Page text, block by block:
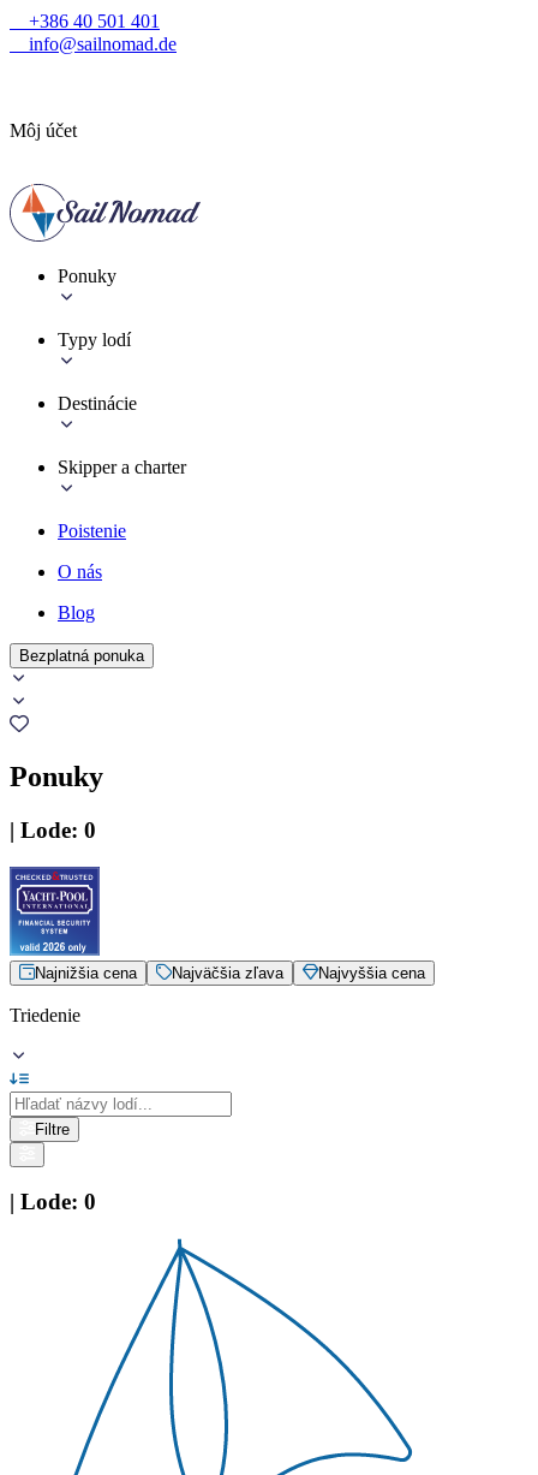
+386 40 501 401
info@sailnomad.de
Môj účet
Ponuky
Typy lodí
Destinácie
Skipper a charter
Poistenie
O nás
Blog
Bezplatná ponuka
Ponuky
| Lode: 0
Najnižšia cena Najväčšia zľava Najvyššia cena
Triedenie
Filtre
| Lode: 0